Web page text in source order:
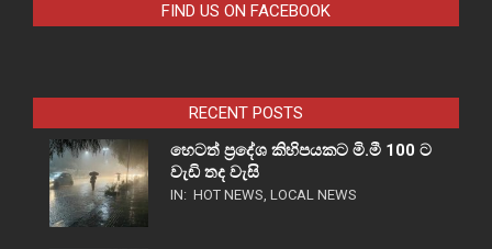
FIND US ON FACEBOOK
RECENT POSTS
හෙටත් ප්‍රදේශ කිහිපයකට මි.මී 100 ට
වැඩි තද වැසි
IN: HOT NEWS, LOCAL NEWS